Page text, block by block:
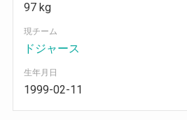
97 kg
現チーム
ドジャース
生年月日
1999-02-11